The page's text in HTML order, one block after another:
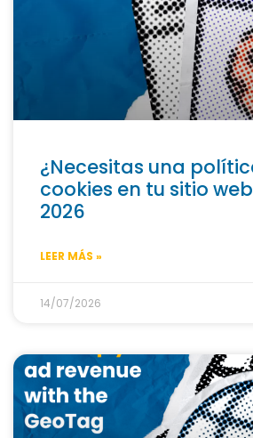
¿Necesitas una
cookies en tu sitio
2026
LEER MÁS »
14/07/2026